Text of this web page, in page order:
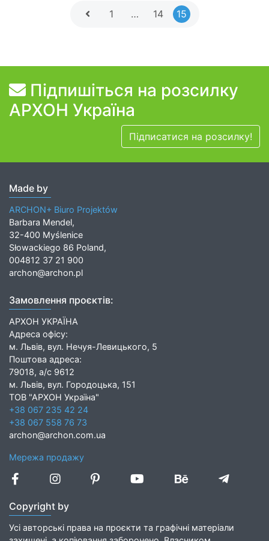
1 … 14 15
Підпишіться на розсилку
АРХОН Україна
Підписатися на розсилку!
Made by
ARCHON+ Biuro Projektów
Barbara Mendel,
32-400 Myślenice
Słowackiego 86 Poland,
004812 37 21 900
archon@archon.pl
Замовлення проєктів:
АРХОН УКРАЇНА
Адреса офісу:
м. Львів, вул. Нечуя-Левицького, 5
Поштова адреса:
79018, а/с 9612
м. Львів, вул. Городоцька, 151
ТОВ "АРХОН Україна"
+38 067 235 42 24
+38 067 558 76 73
archon@archon.com.ua
Мережа продажу
Copyright by
Усі авторські права на проєкти та графічні матеріали